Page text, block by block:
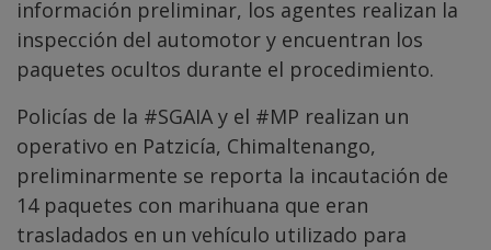
información preliminar, los agentes realizan la
inspección del automotor y encuentran los
paquetes ocultos durante el procedimiento.
Policías de la #SGAIA y el #MP realizan un
operativo en Patzicía, Chimaltenango,
preliminarmente se reporta la incautación de
14 paquetes con marihuana que eran
trasladados en un vehículo utilizado para